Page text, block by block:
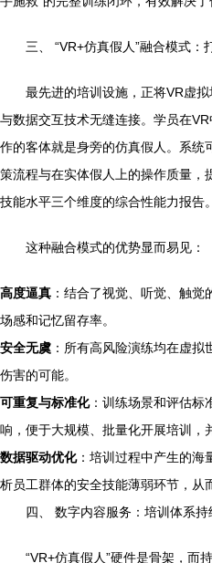
三、 “VR+仿真假人”融合模式
最先进的培训设施，正将VR虚
与数据交互技术无缝连接。学员在
作的客体就是身旁的仿真假人。系统
策流程与在实体假人上的操作质量，
技能水平三个维度的综合性能力报告。
这种融合模式的优势显而易见：
高度逼真 ：结合了视觉、听觉、触
场感和记忆留存率。
安全无虞 ：所有高风险演练均在虚
伤害的可能。
可重复与标准化：训练场景和评估标
响，便于大规模、批量化开展培训，
数据驱动优化：培训过程中产生的海
析员工群体的安全技能薄弱环节，从
四、 数字内容服务：培训体系持
“VR+仿真假人”硬件是骨架，而